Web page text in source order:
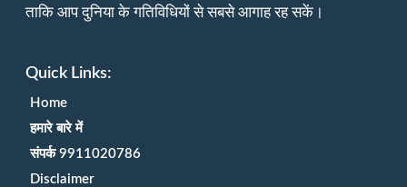
ताकि आप दुनिया के गतिविधियों से सबसे आगाह रह सकें।
Quick Links:
Home
हमारे बारे में
संपर्क 9911020786
Disclaimer